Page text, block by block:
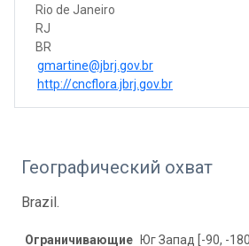
Rio de Janeiro
RJ
BR
gmartine@jbrj.gov.br
http://cncflora.jbrj.gov.br
Географический охват
Brazil.
Ограничивающие
Юг Запад [-90, -